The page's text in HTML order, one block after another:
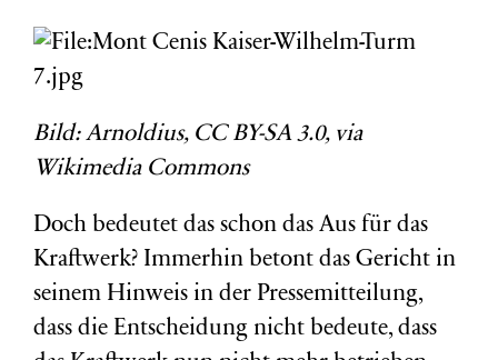
Bild: Arnoldius, CC BY-SA 3.0, via
Wikimedia Commons
Doch bedeutet das schon das Aus für das
Kraftwerk? Immerhin betont das Gericht in
seinem Hinweis in der Pressemitteilung,
dass die Entscheidung nicht bedeute, dass